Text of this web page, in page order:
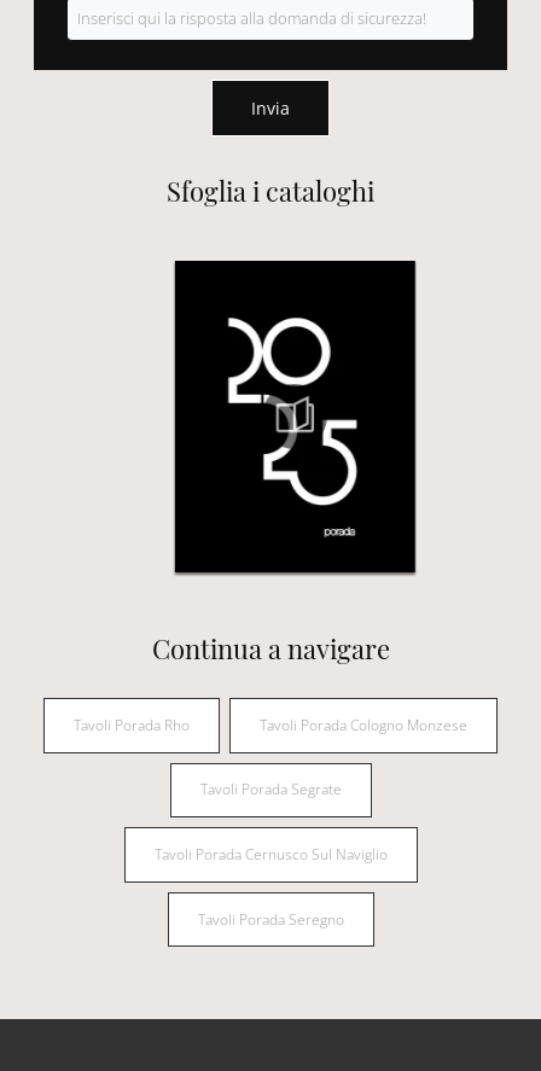
Sfoglia i cataloghi
Continua a navigare
Tavoli Porada Rho Tavoli Porada Cologno Monzese
Tavoli Porada Segrate
Tavoli Porada Cernusco Sul Naviglio
Tavoli Porada Seregno
Invia